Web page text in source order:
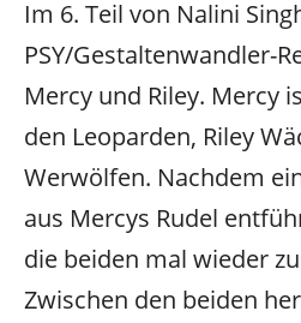
Im 6. Teil von Nalini
PSY/Gestaltenwandler-
Mercy und Riley. Mercy
den Leoparden, Riley
Werwölfen. Nachdem
aus Mercys Rudel
die beiden mal wieder
Zwischen den beiden